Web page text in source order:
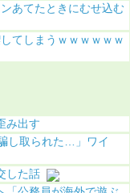
あてたときにむせ込む
てしまうｗｗｗｗｗｗ
み出す
し取られた…」ワイ
した話